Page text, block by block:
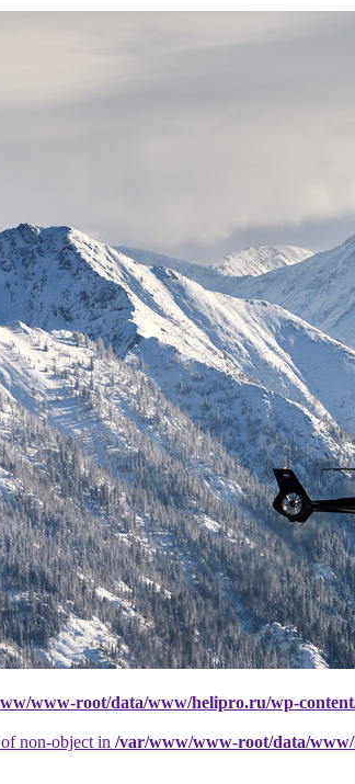
www-root/data/www/helipro.ru/wp-
non-object in /var/www/www-root/data/